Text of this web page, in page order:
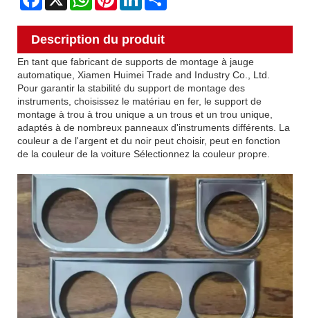
Description du produit
En tant que fabricant de supports de montage à jauge
automatique, Xiamen Huimei Trade and Industry Co., Ltd.
Pour garantir la stabilité du support de montage des
instruments, choisissez le matériau en fer, le support de
montage à trou à trou unique a un trous et un trou unique,
adaptés à de nombreux panneaux d'instruments différents. La
couleur a de l'argent et du noir peut choisir, peut en fonction
de la couleur de la voiture Sélectionnez la couleur propre.